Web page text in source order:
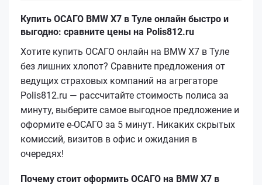
Купить ОСАГО BMW X7 в Туле онлайн быстро и
выгодно: сравните цены на Polis812.ru
Хотите купить ОСАГО онлайн на BMW X7 в Туле
без лишних хлопот? Сравните предложения от
ведущих страховых компаний на агрегаторе
Polis812.ru — рассчитайте стоимость полиса за
минуту, выберите самое выгодное предложение и
оформите е‑ОСАГО за 5 минут. Никаких скрытых
комиссий, визитов в офис и ожидания в
очередях!
Почему стоит оформить ОСАГО на BMW X7 в